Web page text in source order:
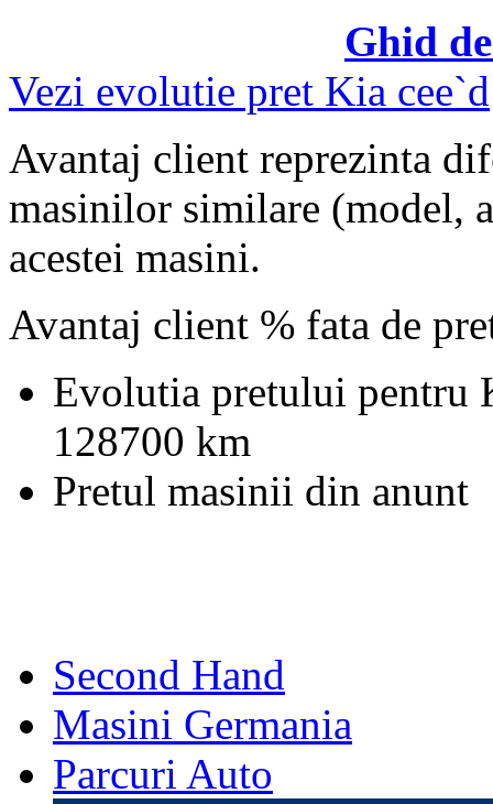
Ghid
Vezi evolutie pret Kia cee`d
Avantaj client reprezinta
masinilor similare (model,
acestei masini.
Avantaj client % fata de
Evolutia pretului pentru
128700 km
Pretul masinii din anunt
Second Hand
Masini Germania
Parcuri Auto